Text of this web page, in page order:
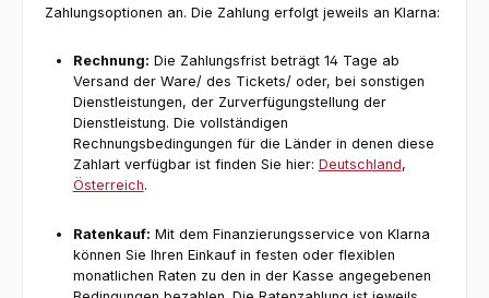
Zahlungsoptionen an. Die Zahlung erfolgt jeweils an Klarna:
Rechnung: Die Zahlungsfrist beträgt 14 Tage ab
Versand der Ware/ des Tickets/ oder, bei sonstigen
Dienstleistungen, der Zurverfügungstellung der
Dienstleistung. Die vollständigen
Rechnungsbedingungen für die Länder in denen diese
Zahlart verfügbar ist finden Sie hier: Deutschland,
Österreich.
Ratenkauf: Mit dem Finanzierungsservice von Klarna
können Sie Ihren Einkauf in festen oder flexiblen
monatlichen Raten zu den in der Kasse angegebenen